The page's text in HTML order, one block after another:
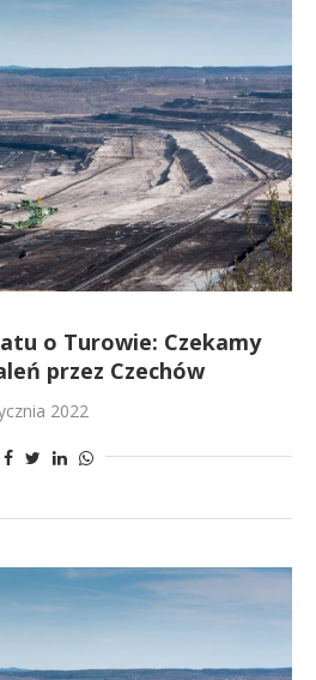
o Turowie: Czekamy
przez Czechów
2022